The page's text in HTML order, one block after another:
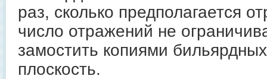
раз, сколько предполагается
число отражений не
замостить копиями
плоскость.